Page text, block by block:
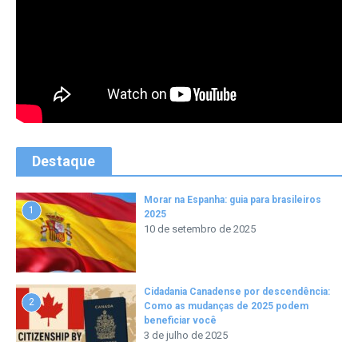
Destaque
1
Morar na Espanha: guia para brasileiros
2025
10 de setembro de 2025
2
Cidadania Canadense por descendência:
Como as mudanças de 2025 podem
beneficiar você
3 de julho de 2025